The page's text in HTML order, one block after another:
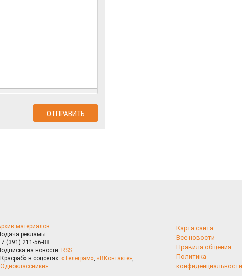
материалов
рекламы:
(391) 211-56-88
на новости: RSS
в соцсетях: «Телеграм», «ВКонтакте»,
Карта сайта
Все новости
Правила общения
Политика
конфиденциальности